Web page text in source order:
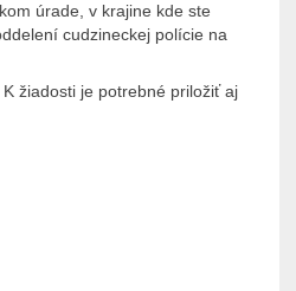
úrade, v krajine kde ste
cudzineckej polície na
žiadosti je potrebné priložiť aj